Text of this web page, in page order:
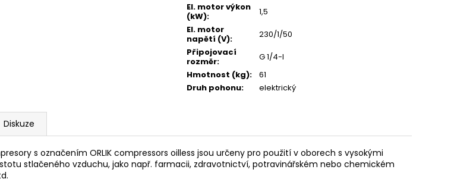
El. motor výkon
(kW):
1,5
El. motor
napětí (V):
230/1/50
Připojovací
rozměr:
G 1/4-I
Hmotnost (kg):
61
Druh pohonu: elektrický
Diskuze
s označením ORLIK compressors oilless jsou určeny pro použití v oborech s vysokými
stlačeného vzduchu, jako např. farmacii, zdravotnictví, potravinářském nebo chemickém